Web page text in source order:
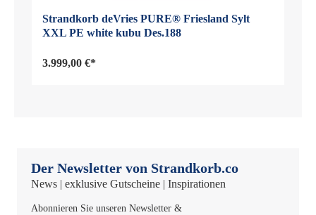
Strandkorb deVries PURE® Friesland Sylt
XXL PE white kubu Des.188
3.999,00 €*
Der Newsletter von Strandkorb.co
News | exklusive Gutscheine | Inspirationen
Abonnieren Sie unseren Newsletter &